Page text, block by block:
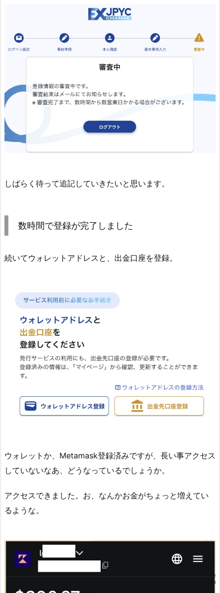
しばらく待って追記していきたいと思います。
数時間で登録が完了しました
続いてウォレットアドレスと、出金口座を登録。
ウォレットか、Metamask登録済みですが、長い事アクセス
していないなあ、どうなっているでしょうか。
アクセスできました。お、なんかお金がちょっと増えてい
るような。